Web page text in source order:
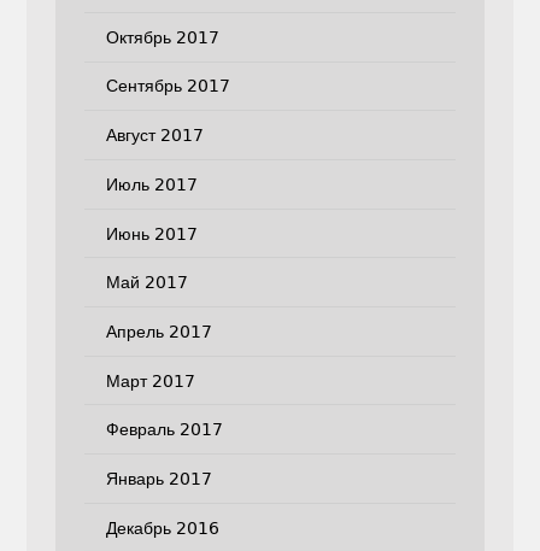
Октябрь 2017
Сентябрь 2017
Август 2017
Июль 2017
Июнь 2017
Май 2017
Апрель 2017
Март 2017
Февраль 2017
Январь 2017
Декабрь 2016